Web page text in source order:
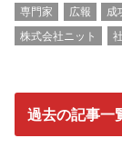
専門家
広報 成
株式会社ニット
過去の記事一